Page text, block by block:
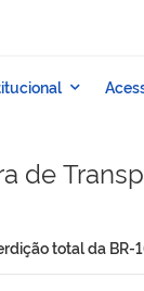
de
total da